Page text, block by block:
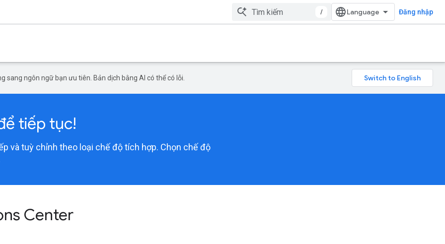
/ Đăng nhập
sang ngôn ngữ bạn ưu tiên. Bản dịch bằng AI có thể có lỗi.
tiếp tục!
và tuỳ chỉnh theo loại chế độ tích hợp. Chọn chế độ
Center